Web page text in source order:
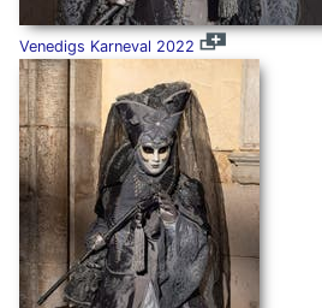
Venedigs Karneval 2022